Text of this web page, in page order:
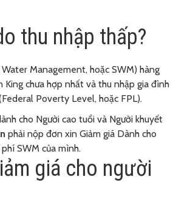
thu nhập thấp?
Management, hoặc SWM) hàng
chưa hợp nhất và thu nhập gia đình
Poverty Level, hoặc FPL).
cho Người cao tuổi và Người khuyết
phải nộp đơn xin Giảm giá Dành cho
SWM của mình.
giá cho người